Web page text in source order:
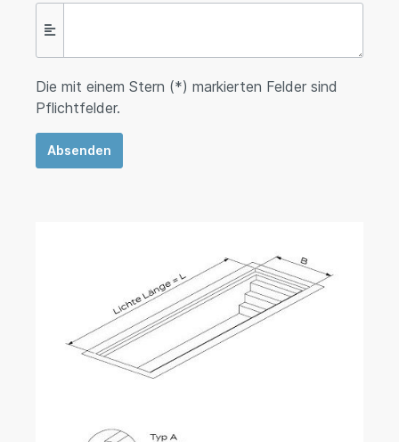
Die mit einem Stern (*) markierten Felder sind
Pflichtfelder.
Absenden